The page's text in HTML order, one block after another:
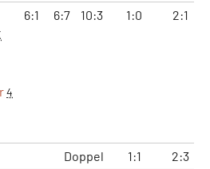
4
6:1 6:7 10:3 1:0 2:1
Doppel 1:1 2:3